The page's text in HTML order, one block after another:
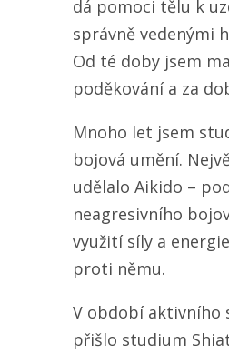
dá pomoci tělu k
správně vedenými
Od té doby jsem
poděkování a za
Mnoho let jsem
bojová umění.
udělalo Aikido –
neagresivního
využití síly a
proti němu.
V období aktivního
přišlo studium